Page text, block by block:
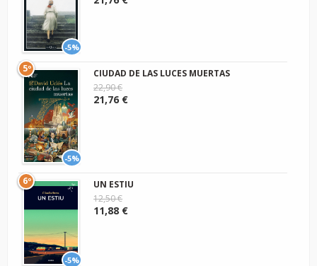
-5%
-5%
5º
CIUDAD DE LAS LUCES MUERTAS
22,90 €
21,76 €
-5%
6º
UN ESTIU
12,50 €
11,88 €